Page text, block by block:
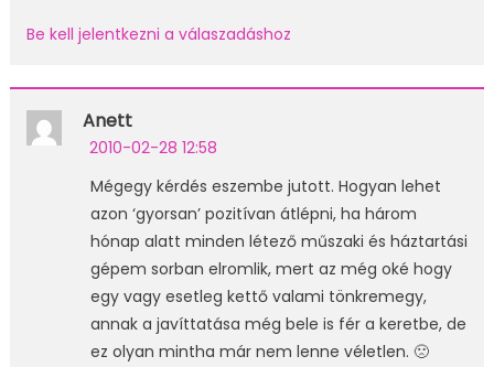
Be kell jelentkezni a válaszadáshoz
Anett
2010-02-28 12:58
Mégegy kérdés eszembe jutott. Hogyan lehet
azon ‘gyorsan’ pozitívan átlépni, ha három
hónap alatt minden létező műszaki és háztartási
gépem sorban elromlik, mert az még oké hogy
egy vagy esetleg kettő valami tönkremegy,
annak a javíttatása még bele is fér a keretbe, de
ez olyan mintha már nem lenne véletlen. 🙁